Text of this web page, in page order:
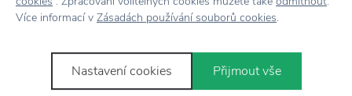
Více informací v Zásadách používání souborů cookies.
Nastavení cookies Přijmout vše